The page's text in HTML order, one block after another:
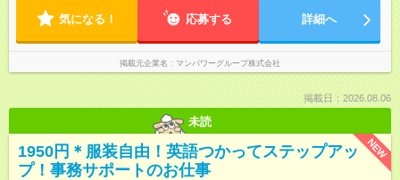
気になる！ 応募する 詳細へ
掲載元企業名 マンパワーグループ株式会社
掲載日：2026.08.06
未読
NEW
1950円＊服装自由！英語つかってステップアッ
プ！事務サポートのお仕事